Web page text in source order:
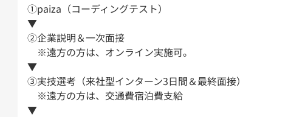
①paiza（コーディングテスト）
▼
②企業説明＆一次面接
※遠方の方は、オンライン実施可。
▼
③実技選考（来社型インターン3日間＆最終面接）
※遠方の方は、交通費宿泊費支給
▼